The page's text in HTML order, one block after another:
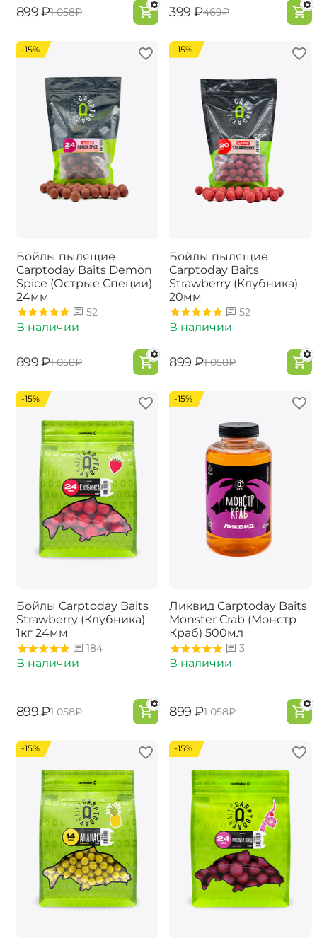
‍899‍ ₽‍1 058‍₽ ‍399‍ ₽‍469‍₽
-15%
Бойлы пылящие
Carptoday Baits Demon
Spice (Острые Специи)
24мм
52
В наличии
‍899‍ ₽‍1 058‍₽
-15%
Бойлы пылящие
Carptoday Baits
Strawberry (Клубника)
20мм
52
В наличии
‍899‍ ₽‍1 058‍₽
-15%
Бойлы Carptoday Baits
Strawberry (Клубника)
1кг 24мм
184
В наличии
‍899‍ ₽‍1 058‍₽
-15%
Ликвид Carptoday Baits
Monster Crab (Монстр
Краб) 500мл
3
В наличии
‍899‍ ₽‍1 058‍₽
-15% -15%